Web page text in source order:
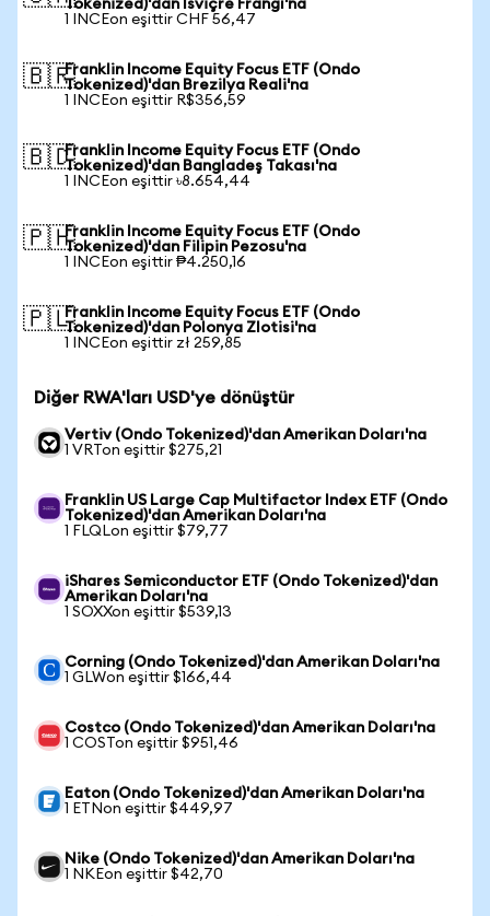
Tokenized)'dan İsviçre Frangı'na
1 INCEon eşittir CHF 56,47
🇧🇷Franklin Income Equity Focus ETF (Ondo
Tokenized)'dan Brezilya Reali'na
1 INCEon eşittir R$356,59
🇧🇩Franklin Income Equity Focus ETF (Ondo
Tokenized)'dan Bangladeş Takası'na
1 INCEon eşittir ৳8.654,44
🇵🇭Franklin Income Equity Focus ETF (Ondo
Tokenized)'dan Filipin Pezosu'na
1 INCEon eşittir ₱4.250,16
🇵🇱Franklin Income Equity Focus ETF (Ondo
Tokenized)'dan Polonya Zlotisi'na
1 INCEon eşittir zł 259,85
Diğer RWA'ları USD'ye dönüştür
Vertiv (Ondo Tokenized)'dan Amerikan Doları'na
1 VRTon eşittir $275,21
Franklin US Large Cap Multifactor Index ETF (Ondo
Tokenized)'dan Amerikan Doları'na
1 FLQLon eşittir $79,77
iShares Semiconductor ETF (Ondo Tokenized)'dan
Amerikan Doları'na
1 SOXXon eşittir $539,13
Corning (Ondo Tokenized)'dan Amerikan Doları'na
1 GLWon eşittir $166,44
Costco (Ondo Tokenized)'dan Amerikan Doları'na
1 COSTon eşittir $951,46
Eaton (Ondo Tokenized)'dan Amerikan Doları'na
1 ETNon eşittir $449,97
Nike (Ondo Tokenized)'dan Amerikan Doları'na
1 NKEon eşittir $42,70